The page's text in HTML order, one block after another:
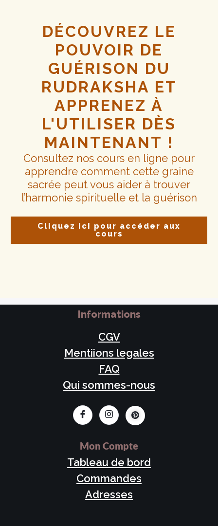
DÉCOUVREZ LE
POUVOIR DE
GUÉRISON DU
RUDRAKSHA ET
APPRENEZ À
L'UTILISER DÈS
MAINTENANT !
Consultez nos cours en ligne pour
apprendre comment cette graine
sacrée peut vous aider à trouver
l’harmonie spirituelle et la guérison
Cliquez ici pour accéder aux
cours
Informations
CGV
Mentiions legales
FAQ
Qui sommes-nous
Mon Compte
Tableau de bord
Commandes
Adresses